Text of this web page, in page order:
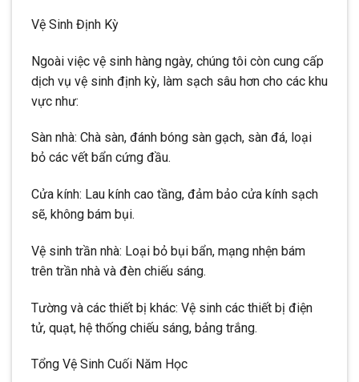
Vệ Sinh Định Kỳ
Ngoài việc vệ sinh hàng ngày, chúng tôi còn cung cấp
dịch vụ vệ sinh định kỳ, làm sạch sâu hơn cho các khu
vực như:
Sàn nhà: Chà sàn, đánh bóng sàn gạch, sàn đá, loại
bỏ các vết bẩn cứng đầu.
Cửa kính: Lau kính cao tầng, đảm bảo cửa kính sạch
sẽ, không bám bụi.
Vệ sinh trần nhà: Loại bỏ bụi bẩn, mạng nhện bám
trên trần nhà và đèn chiếu sáng.
Tường và các thiết bị khác: Vệ sinh các thiết bị điện
tử, quạt, hệ thống chiếu sáng, bảng trắng.
Tổng Vệ Sinh Cuối Năm Học